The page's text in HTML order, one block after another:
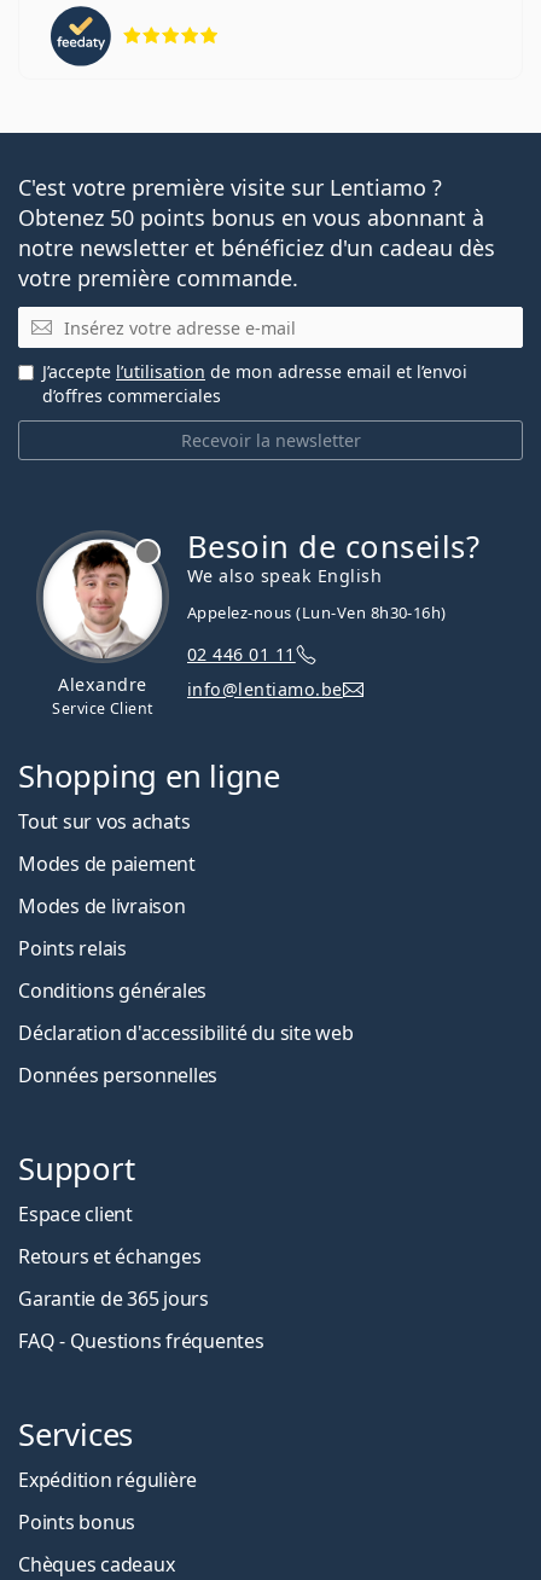
C'est votre première visite sur Lentiamo ?
Obtenez 50 points bonus en vous abonnant à
notre newsletter et bénéficiez d'un cadeau dès
votre première commande.
E-mail
Recevoir la newsletter
J’accepte l’utilisation de mon adresse email et l’envoi
d’offres commerciales
Alexandre
Service Client
Besoin de conseils?
We also speak English
Appelez-nous (Lun-Ven 8h30-16h)
02 446 01 11
info@lentiamo.be
Shopping en ligne
Tout sur vos achats
Modes de paiement
Modes de livraison
Points relais
Conditions générales
Déclaration d'accessibilité du site web
Données personnelles
Support
Espace client
Retours et échanges
Garantie de 365 jours
FAQ - Questions fréquentes
Services
Expédition régulière
Points bonus
Chèques cadeaux